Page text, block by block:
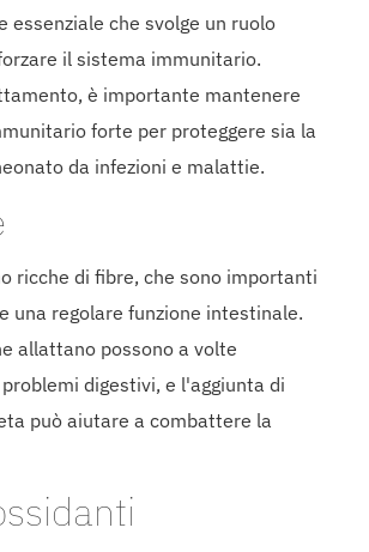
essenziale che svolge un ruolo
il sistema immunitario.
è importante mantenere
forte per proteggere sia la
da infezioni e malattie.
ricche di fibre, che sono importanti
una regolare funzione intestinale.
allattano possono a volte
digestivi, e l'aggiunta di
può aiutare a combattere la